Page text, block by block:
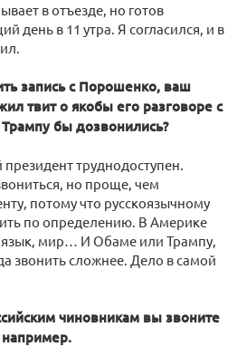
в отъезде, но готов
день в 11 утра. Я согласился, и в
запись с Порошенко, ваш
твит о якобы его разговоре с
бы дозвонились?
труднодоступен.
но проще, чем
потому что русскоязычному
по определению. В Америке
язык, мир… И Обаме или Трампу,
звонить сложнее. Дело в самой
чиновникам вы звоните